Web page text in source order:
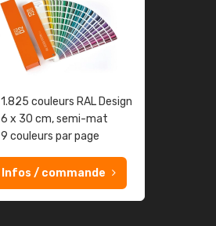
1.825 couleurs RAL Design
6 x 30 cm, semi-mat
9 couleurs par page
Infos / commande